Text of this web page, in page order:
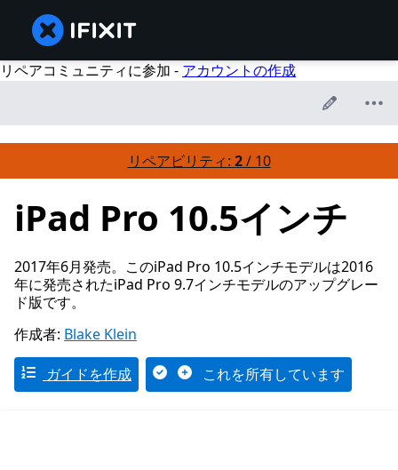
リペアコミュニティに参加 - アカウントの作成
リペアビリティ: 2/ 10
iPad Pro 10.5インチ
2017年6月発売。このiPad Pro 10.5インチモデルは2016
年に発売されたiPad Pro 9.7インチモデルのアップグレー
ド版です。
作成者: Blake Klein
ガイドを作成 これを所有しています